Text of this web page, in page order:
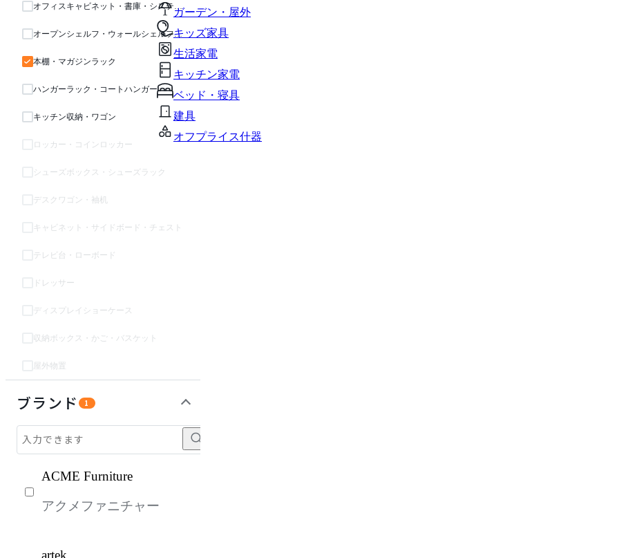
ガーデン・屋外
キッズ家具
生活家電
キッチン家電
ベッド・寝具
建具
オフプライス什器
オフィスキャビネット・書庫・システム収納
オープンシェルフ・ウォールシェルフ・ラック
本棚・マガジンラック
ハンガーラック・コートハンガー
キッチン収納・ワゴン
ロッカー・コインロッカー
シューズボックス・シューズラック
デスクワゴン・袖机
キャビネット・サイドボード・チェスト
テレビ台・ローボード
ドレッサー
ディスプレイショーケース
収納ボックス・かご・バスケット
屋外物置
ブランド 1
ACME Furniture
アクメファニチャー
artek